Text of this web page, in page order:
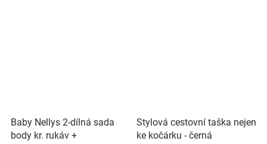
Baby Nellys 2-dílná sada
body kr. rukáv +
Stylová cestovní taška nejen
ke kočárku - černá